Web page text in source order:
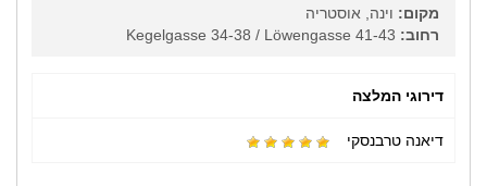
מקום: וינה, אוסטריה
רחוב:
דירוגי המלצה
דיאנה טרבנסקי